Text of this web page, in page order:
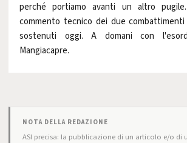
perché portiamo avanti un altro
commento tecnico dei due
sostenuti oggi. A domani con
Mangiacapre.
NOTA DELLA REDAZIONE
ASI precisa: la pubblicazione di un articolo e/o di